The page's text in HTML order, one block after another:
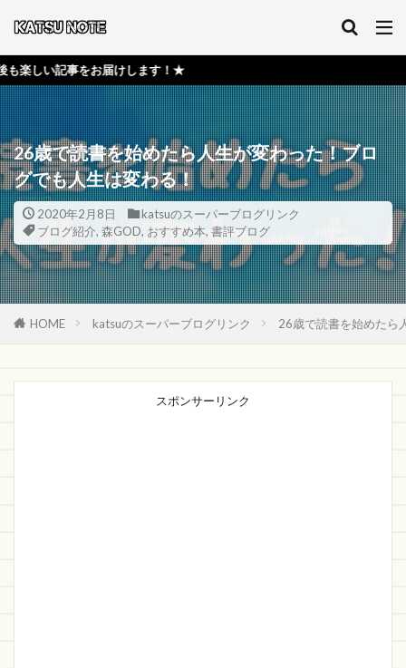
します！★
26歳で読書を始めたら人生が変わった！ブロ
グでも人生は変わる！
2020年2月8日
katsuのスーパーブログリンク
ブログ紹介, 森GOD, おすすめ本, 書評ブログ
HOME katsuのスーパーブログリンク 26歳で読書を始めたら
スポンサーリンク